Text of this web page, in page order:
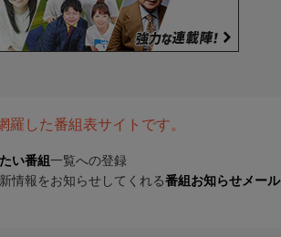
した番組表サイトです。
い番組一覧への登録
情報をお知らせしてくれる番組お知らせメール